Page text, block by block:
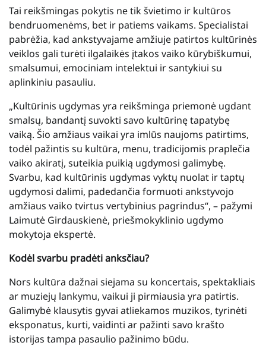
Tai reikšmingas pokytis ne tik švietimo ir kultūros
bendruomenėms, bet ir patiems vaikams. Specialistai
pabrėžia, kad ankstyvajame amžiuje patirtos kultūrinės
veiklos gali turėti ilgalaikės įtakos vaiko kūrybiškumui,
smalsumui, emociniam intelektui ir santykiui su
aplinkiniu pasauliu.
„Kultūrinis ugdymas yra reikšminga priemonė ugdant
smalsų, bandantį suvokti savo kultūrinę tapatybę
vaiką. Šio amžiaus vaikai yra imlūs naujoms patirtims,
todėl pažintis su kultūra, menu, tradicijomis praplečia
vaiko akiratį, suteikia puikią ugdymosi galimybę.
Svarbu, kad kultūrinis ugdymas vyktų nuolat ir taptų
ugdymosi dalimi, padedančia formuoti ankstyvojo
amžiaus vaiko tvirtus vertybinius pagrindus“, – pažymi
Laimutė Girdauskienė, priešmokyklinio ugdymo
mokytoja ekspertė.
Kodėl svarbu pradėti anksčiau?
Nors kultūra dažnai siejama su koncertais, spektakliais
ar muziejų lankymu, vaikui ji pirmiausia yra patirtis.
Galimybė klausytis gyvai atliekamos muzikos, tyrinėti
eksponatus, kurti, vaidinti ar pažinti savo krašto
istorijas tampa pasaulio pažinimo būdu.